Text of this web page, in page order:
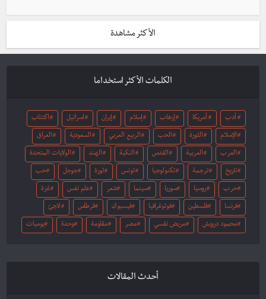
الأكثر مشاهدة
الكلمات الأكثر استخداما
أدب أمريكا إرهاب إسلام إيران اسرائيل اكتئاب
الإسلام الثورة الحب الربيع العربي السعودية العراق
العرب العربية القدس النكبة الهند الولايات المتحدة
تاريخ ترجمة تكنولوجيا تونس ثورة جوجل حب
حرب روسيا سوريا سينما شعر علم نفس غزة
فرنسا فلسطين فوتوغرافيا فيسبوك قرطاس لاجئ
محمود درويش مريض نفسي مصر مقاومة وحدة يوميات
أحدث المقالات